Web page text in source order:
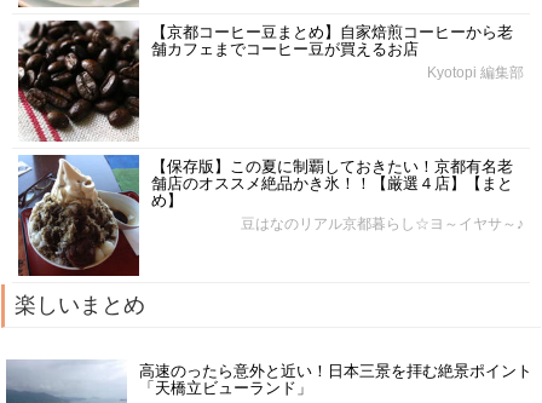
【京都コーヒー豆まとめ】自家焙煎コーヒーから老
舗カフェまでコーヒー豆が買えるお店
Kyotopi 編集部
【保存版】この夏に制覇しておきたい！京都有名老
舗店のオススメ絶品かき氷！！【厳選４店】【まと
め】
豆はなのリアル京都暮らし☆ヨ～イヤサ～♪
楽しいまとめ
高速のったら意外と近い！日本三景を拝む絶景ポイント
「天橋立ビューランド」